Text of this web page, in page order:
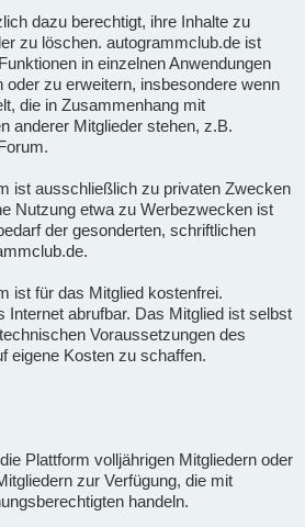
dazu berechtigt, ihre Inhalte zu
zu löschen. autogrammclub.de ist
in einzelnen Anwendungen
oder zu erweitern, insbesondere wenn
die in Zusammenhang mit
anderer Mitglieder stehen, z.B.
ist ausschließlich zu privaten Zwecken
Nutzung etwa zu Werbezwecken ist
der gesonderten, schriftlichen
ist für das Mitglied kostenfrei.
Internet abrufbar. Das Mitglied ist selbst
Voraussetzungen des
eigene Kosten zu schaffen.
Plattform volljährigen Mitgliedern oder
zur Verfügung, die mit
handeln.